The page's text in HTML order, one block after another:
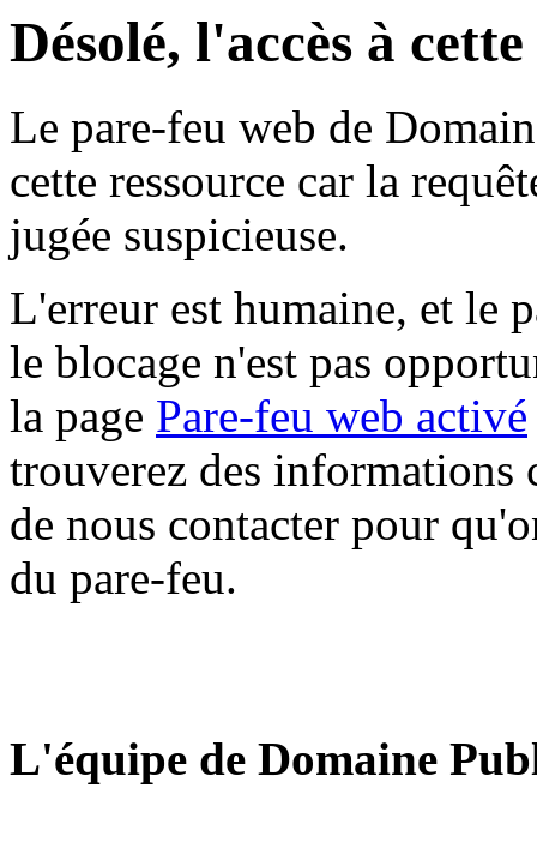
Désolé, l'accès à
Le pare-feu web de
cette ressource car la
jugée suspicieuse.
L'erreur est humaine, et le
le blocage n'est pas
la page Pare-feu web activé
trouverez des informations
de nous contacter pour
du pare-feu.
L'équipe de Domaine